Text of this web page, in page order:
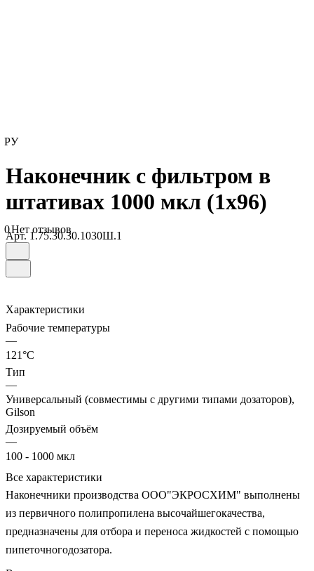
РУ
Наконечник с фильтром в
штативах 1000 мкл (1х96)
0Нет отзывов
Арт.1.75.30.30.1030Ш.1
Характеристики
Рабочие температуры
—
121°С
Тип
—
Универсальный (совместимы с другими типами дозаторов),
Gilson
Дозируемый объём
—
100 - 1000 мкл
Все характеристики
Наконечники производства ООО"ЭКРОСХИМ" выполнены
из первичного полипропилена высочайшегокачества,
предназначены для отбора и переноса жидкостей с помощью
пипеточногодозатора.